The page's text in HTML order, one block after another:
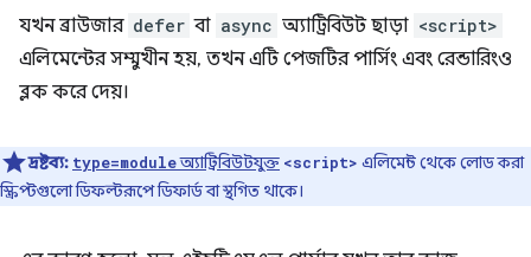
যখন ব্রাউজার defer বা async অ্যাট্রিবিউট ছাড়া <script>
এলিমেন্টের সম্মুখীন হয়, তখন এটি পেজটির পার্সিং এবং রেন্ডারিংও
ব্লক করে দেয়।
দ্রষ্টব্য: type=moduleঅ্যাট্রিবিউটযুক্ত <script> এলিমেন্ট থেকে লোড করা
স্ক্রিপ্টগুলো ডিফল্টরূপে ডিফার্ড বা স্থগিত থাকে।